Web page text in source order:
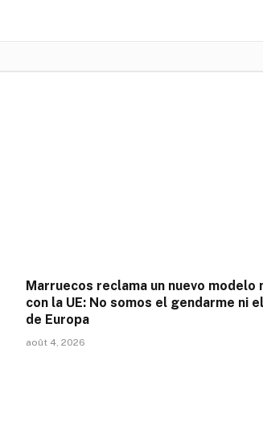
Marruecos reclama un nuevo
con la UE: No somos el gendarme ni
de Europa
août 4, 2026